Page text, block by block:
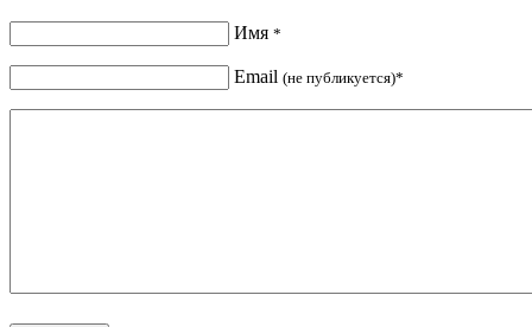
Имя *
Email (не публикуется)*